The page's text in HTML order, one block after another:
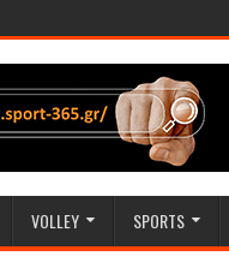
VOLLEY SPORTS